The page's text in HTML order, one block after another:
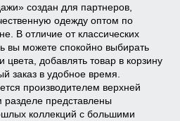
создан для партнеров,
одежду оптом по
В отличие от классических
вы можете спокойно выбирать
добавлять товар в корзину
заказ в удобное время.
производителем верхней
представлены
коллекций с большими